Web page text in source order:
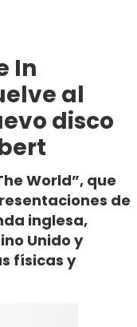
In
al
disco
World”, que
de
inglesa,
Unido y
físicas y